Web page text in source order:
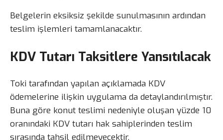
Belgelerin eksiksiz şekilde sunulmasının ardından
teslim işlemleri tamamlanacaktır.
KDV Tutarı Taksitlere Yansıtılacak
Toki tarafından yapılan açıklamada KDV
ödemelerine ilişkin uygulama da detaylandırılmıştır.
Buna göre konut teslimi nedeniyle oluşan yüzde 10
oranındaki KDV tutarı hak sahiplerinden teslim
sırasında tahsil edilmeyecektir.